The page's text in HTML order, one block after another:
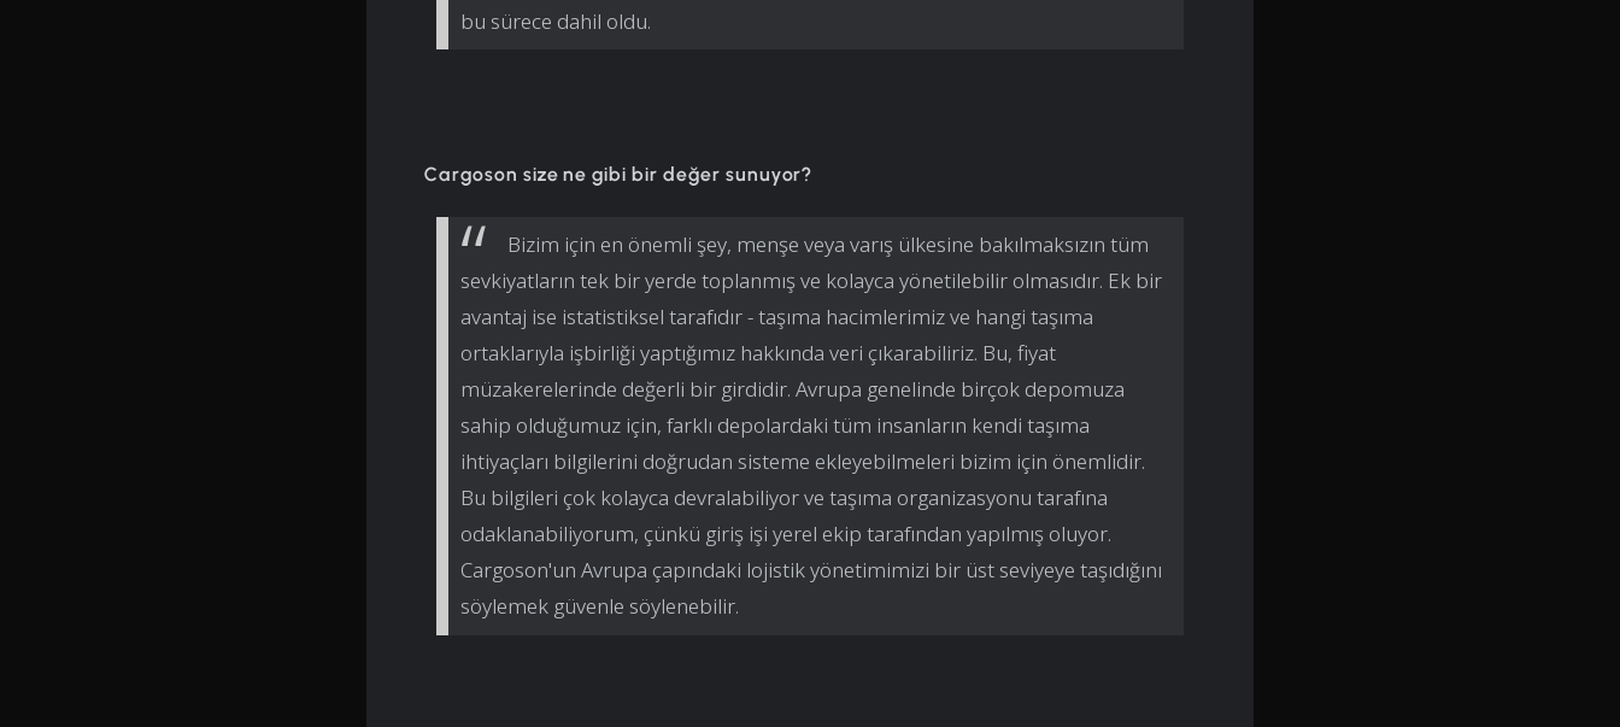
bu sürece dahil oldu.
Cargoson size ne gibi bir değer sunuyor?
Bizim için en önemli şey, menşe veya varış ülkesine bakılmaksızın tüm
sevkiyatların tek bir yerde toplanmış ve kolayca yönetilebilir olmasıdır. Ek bir
avantaj ise istatistiksel tarafıdır - taşıma hacimlerimiz ve hangi taşıma
ortaklarıyla işbirliği yaptığımız hakkında veri çıkarabiliriz. Bu, fiyat
müzakerelerinde değerli bir girdidir. Avrupa genelinde birçok depomuza
sahip olduğumuz için, farklı depolardaki tüm insanların kendi taşıma
ihtiyaçları bilgilerini doğrudan sisteme ekleyebilmeleri bizim için önemlidir.
Bu bilgileri çok kolayca devralabiliyor ve taşıma organizasyonu tarafına
odaklanabiliyorum, çünkü giriş işi yerel ekip tarafından yapılmış oluyor.
Cargoson'un Avrupa çapındaki lojistik yönetimimizi bir üst seviyeye taşıdığını
söylemek güvenle söylenebilir.